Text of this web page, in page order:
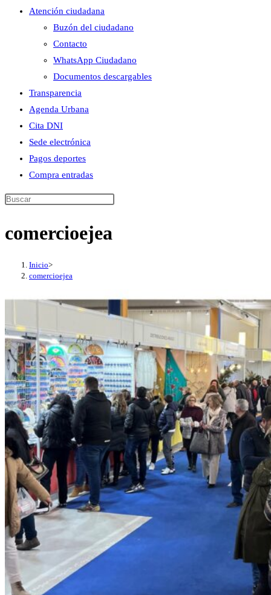
Atención ciudadana
Buzón del ciudadano
Contacto
WhatsApp Ciudadano
Documentos descargables
Transparencia
Agenda Urbana
Cita DNI
Sede electrónica
Pagos deportes
Compra entradas
Buscar
esta
comercioejea
Inicio>
comercioejea